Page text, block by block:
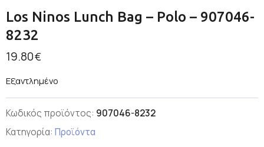
Los Ninos Lunch Bag – Polo – 907046-
8232
19.80€
Εξαντλημένο
Κωδικός προϊόντος: 907046-8232
Κατηγορία: Προϊόντα